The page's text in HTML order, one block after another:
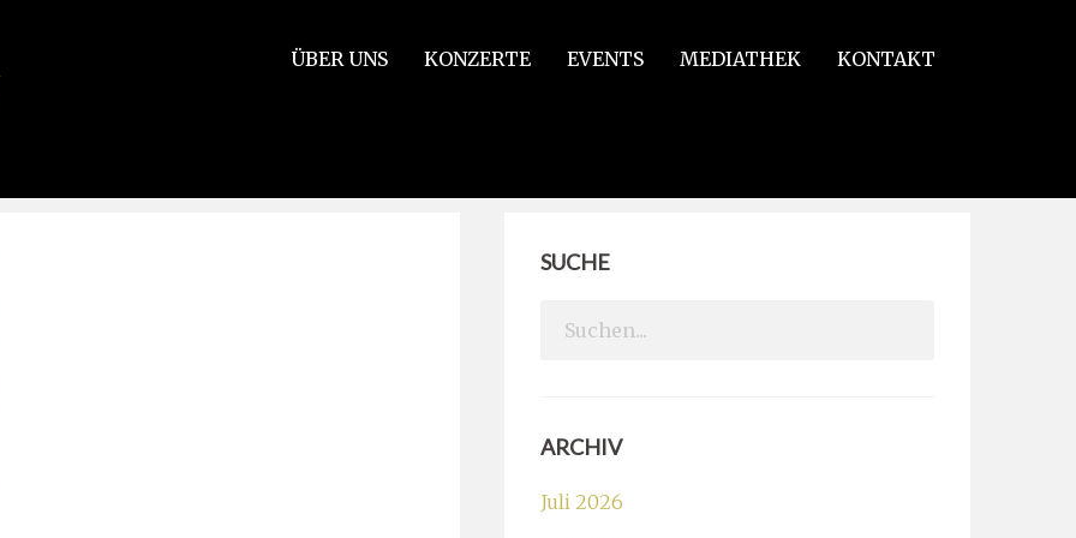
ÜBER UNS KONZERTE EVENTS MEDIATHEK KONTAKT
SUCHE
Search
ARCHIV
Juli 2026